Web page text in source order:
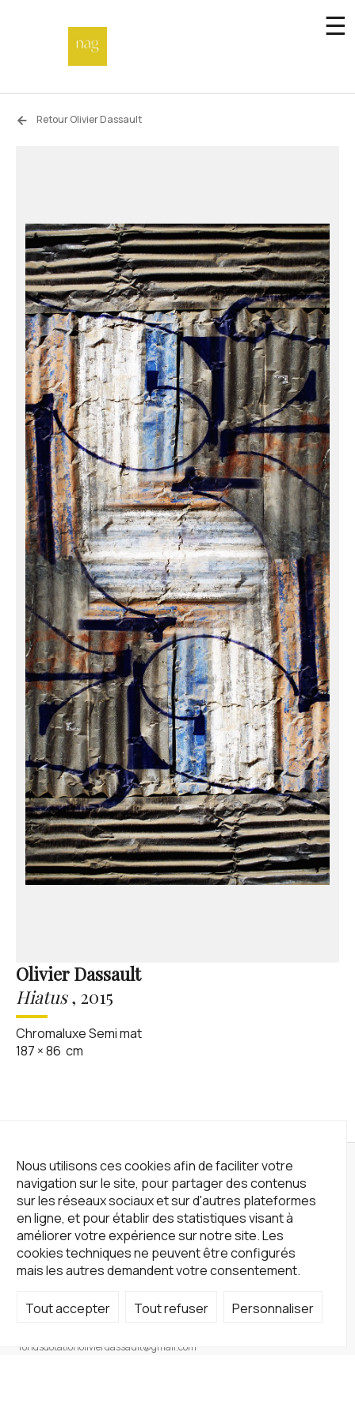
Nous utilisons ces cookies afin de faciliter votre
navigation sur le site, pour partager des contenus
sur les réseaux sociaux et sur d'autres plateformes
en ligne, et pour établir des statistiques visant à
améliorer votre expérience sur notre site. Les
cookies techniques ne peuvent être configurés
mais les autres demandent votre consentement.
Tout accepter Tout refuser Personnaliser
☰
Accueil
Not a gallery
À propos
Artistes
Retour Olivier Dassault
Olivier Dassault
Hiatus, 2015
Chromaluxe Semi mat
187 ×86 cm
Not a Gallery
fondsdotationolivierdassault@gmail.com